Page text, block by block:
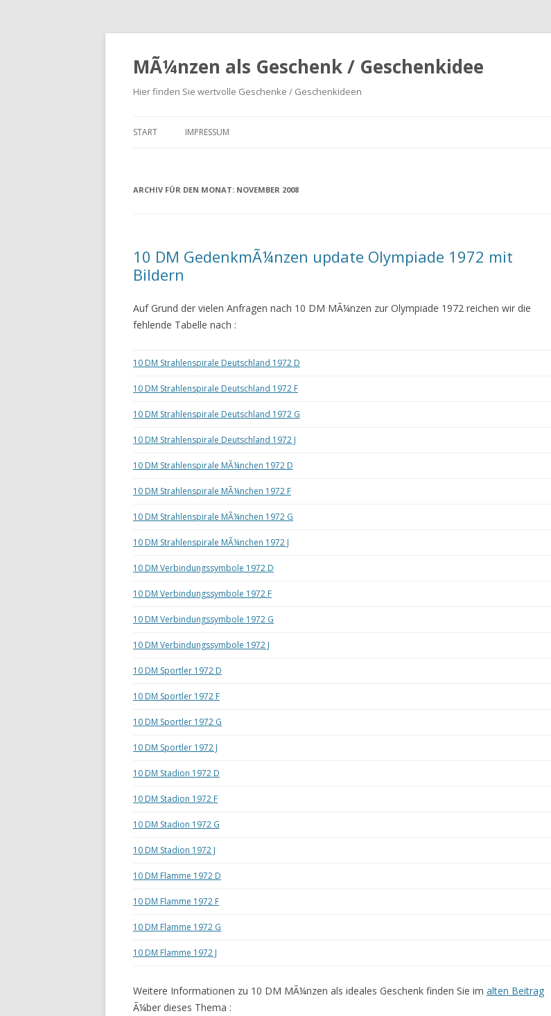
MÃ¼nzen als Geschenk / Geschenkidee
Hier finden Sie wertvolle Geschenke / Geschenkideen
START IMPRESSUM
ARCHIV FÜR DEN MONAT: NOVEMBER 2008
10 DM GedenkmÃ¼nzen update Olympiade 1972 mit
Bildern
Auf Grund der vielen Anfragen nach 10 DM MÃ¼nzen zur Olympiade 1972 reichen wir die
fehlende Tabelle nach :
10 DM Strahlenspirale Deutschland 1972 D
10 DM Strahlenspirale Deutschland 1972 F
10 DM Strahlenspirale Deutschland 1972 G
10 DM Strahlenspirale Deutschland 1972 J
10 DM Strahlenspirale MÃ¼nchen 1972 D
10 DM Strahlenspirale MÃ¼nchen 1972 F
10 DM Strahlenspirale MÃ¼nchen 1972 G
10 DM Strahlenspirale MÃ¼nchen 1972 J
10 DM Verbindungssymbole 1972 D
10 DM Verbindungssymbole 1972 F
10 DM Verbindungssymbole 1972 G
10 DM Verbindungssymbole 1972 J
10 DM Sportler 1972 D
10 DM Sportler 1972 F
10 DM Sportler 1972 G
10 DM Sportler 1972 J
10 DM Stadion 1972 D
10 DM Stadion 1972 F
10 DM Stadion 1972 G
10 DM Stadion 1972 J
10 DM Flamme 1972 D
10 DM Flamme 1972 F
10 DM Flamme 1972 G
10 DM Flamme 1972 J
Weitere Informationen zu 10 DM MÃ¼nzen als ideales Geschenk finden Sie im alten Beitrag
Ã¼ber dieses Thema :